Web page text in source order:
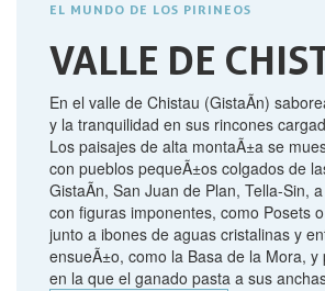
EL MUNDO DE LOS PIRINEOS
VALLE DE
En el valle de Chistau (GistaÃ­n)
y la tranquilidad en sus rincones
Los paisajes de alta montaÃ±a se
con pueblos pequeÃ±os colgados de
GistaÃ­n, San Juan de Plan, Tella-Sin,
con figuras imponentes, como Posets
junto a ibones de aguas cristalinas y
ensueÃ±o, como la Basa de la Mora,
en la que el ganado pasta a sus